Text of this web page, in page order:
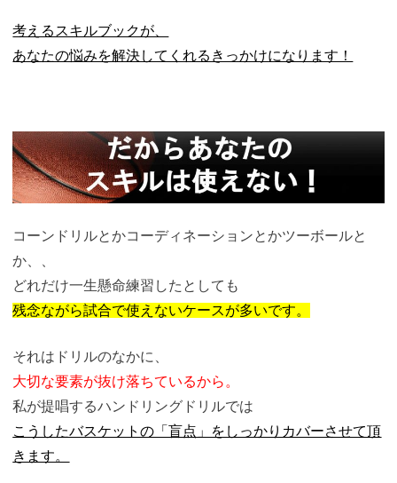
考えるスキルブックが、
あなたの悩みを解決してくれるきっかけになります！
コーンドリルとかコーディネーションとかツーボールと
か、、
どれだけ一生懸命練習したとしても
残念ながら試合で使えないケースが多いです。
それはドリルのなかに、
大切な要素が抜け落ちているから。
私が提唱するハンドリングドリルでは
こうしたバスケットの「盲点」をしっかりカバーさせて頂
きます。